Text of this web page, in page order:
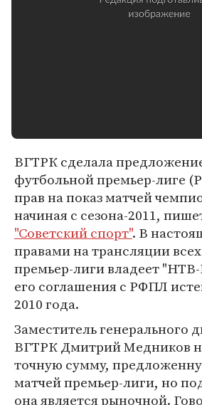
ВГТРК сделала
футбольной премьер-лиге
прав на показ матчей
начиная с сезона-2011,
"Советский спорт". В
правами на трансляции
премьер-лиги владеет
его соглашения с РФПЛ
2010 года.
Заместитель генерального
ВГТРК Дмитрий Медников
точную сумму,
матчей премьер-лиги, но
она является рыночной.